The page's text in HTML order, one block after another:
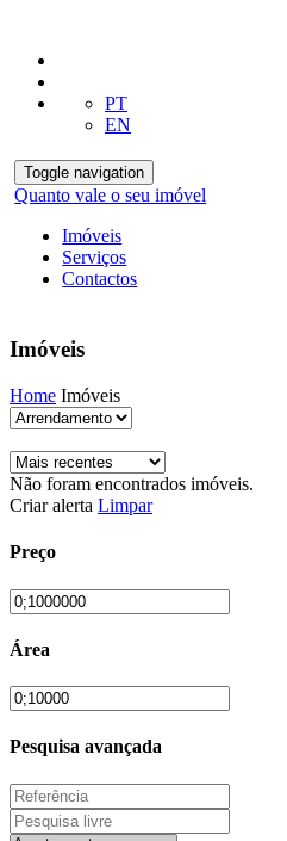
PT
EN
Toggle navigation
Quanto vale o seu imóvel
Imóveis
Serviços
Contactos
Imóveis
Home Imóveis
Não foram encontrados imóveis.
Criar alerta Limpar
Preço
Área
Pesquisa avançada